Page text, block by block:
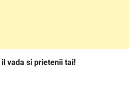
vada si prietenii tai!